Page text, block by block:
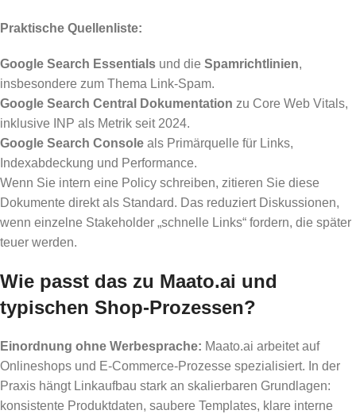
Praktische Quellenliste:
Google Search Essentials und die Spamrichtlinien,
insbesondere zum Thema Link-Spam.
Google Search Central Dokumentation zu Core Web Vitals,
inklusive INP als Metrik seit 2024.
Google Search Console als Primärquelle für Links,
Indexabdeckung und Performance.
Wenn Sie intern eine Policy schreiben, zitieren Sie diese
Dokumente direkt als Standard. Das reduziert Diskussionen,
wenn einzelne Stakeholder „schnelle Links“ fordern, die später
teuer werden.
Wie passt das zu Maato.ai und
typischen Shop-Prozessen?
Einordnung ohne Werbesprache: Maato.ai arbeitet auf
Onlineshops und E-Commerce-Prozesse spezialisiert. In der
Praxis hängt Linkaufbau stark an skalierbaren Grundlagen:
konsistente Produktdaten, saubere Templates, klare interne